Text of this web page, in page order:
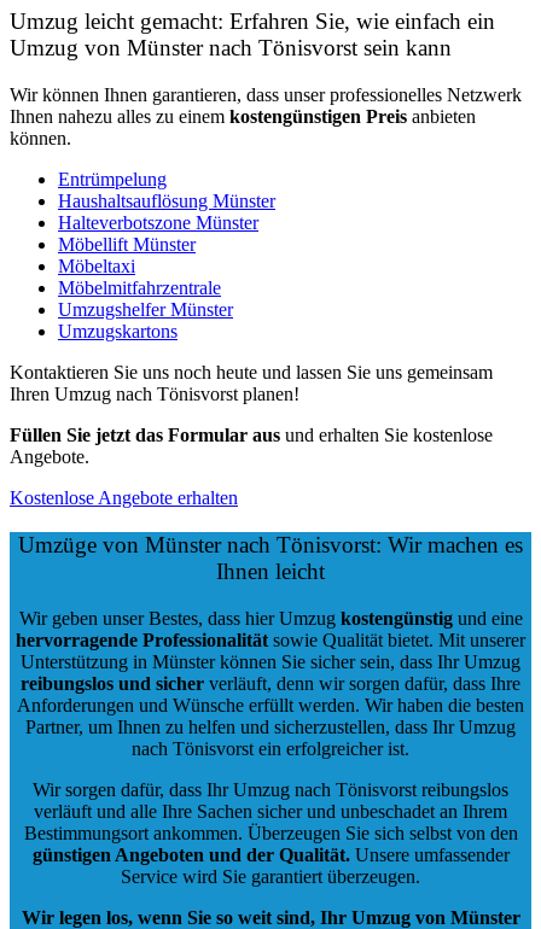
Umzug leicht gemacht: Erfahren Sie, wie einfach ein
Umzug von Münster nach Tönisvorst sein kann
Wir können Ihnen garantieren, dass unser professionelles Netzwerk
Ihnen nahezu alles zu einem kostengünstigen Preis anbieten
können.
Entrümpelung
Haushaltsauflösung Münster
Halteverbotszone Münster
Möbellift Münster
Möbeltaxi
Möbelmitfahrzentrale
Umzugshelfer Münster
Umzugskartons
Kontaktieren Sie uns noch heute und lassen Sie uns gemeinsam
Ihren Umzug nach Tönisvorst planen!
Füllen Sie jetzt das Formular aus und erhalten Sie kostenlose
Angebote.
Kostenlose Angebote erhalten
Umzüge von Münster nach Tönisvorst: Wir machen es
Ihnen leicht
Wir geben unser Bestes, dass hier Umzug kostengünstigund eine
hervorragende Professionalität sowie Qualität bietet. Mit unserer
Unterstützung in Münster können Sie sicher sein, dass Ihr Umzug
reibungslos und sicher verläuft, denn wir sorgen dafür, dass Ihre
Anforderungen und Wünsche erfüllt werden. Wir haben die besten
Partner, um Ihnen zu helfen und sicherzustellen, dass Ihr Umzug
nach Tönisvorst ein erfolgreicher ist.
Wir sorgen dafür, dass Ihr Umzug nach Tönisvorst reibungslos
verläuft und alle Ihre Sachen sicher und unbeschadet an Ihrem
Bestimmungsort ankommen. Überzeugen Sie sich selbst von den
günstigen Angeboten und der Qualität.Unsere umfassender
Service wird Sie garantiert überzeugen.
Wir legen los, wenn Sie so weit sind, Ihr Umzug von Münster